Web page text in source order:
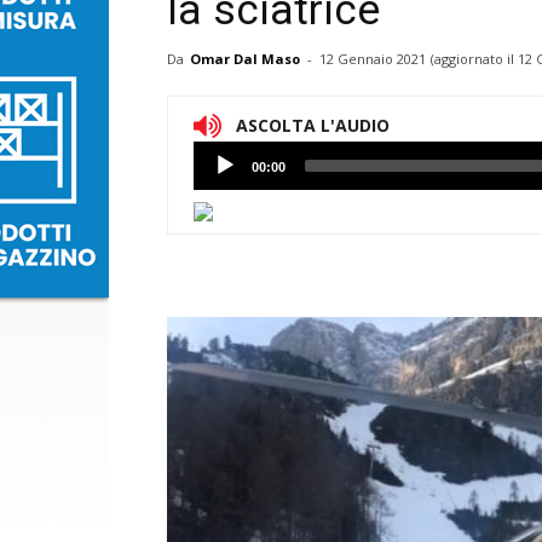
la sciatrice
Da Omar Dal Maso - 12 Gennaio 2021 (aggiornato il 12
ASCOLTA L'AUDIO
Lettore
Audio
00:00